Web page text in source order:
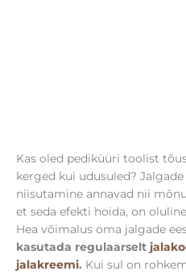
Kas oled pediküüri toolist
kerged kui udusuled?
niisutamine annavad nii
et seda efekti hoida, on
Hea võimalus oma jalgade
kasutada regulaarselt
jalakreemi. Kui sul on